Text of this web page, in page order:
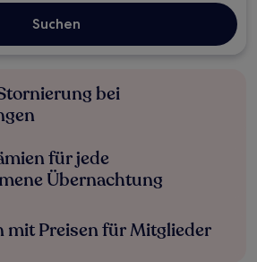
Suchen
bei
für jede
Übernachtung
mit Preisen für Mitglieder